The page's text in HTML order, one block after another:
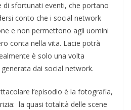
di sfortunati eventi, che portano
conto che i social network
e non permettono agli uomini
conta nella vita. Lacie potrà
è solo una volta
dai social network.
l’episodio è la fotografia,
la quasi totalità delle scene